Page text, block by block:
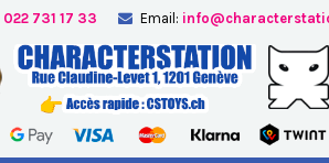
022 731 17 33 Email: